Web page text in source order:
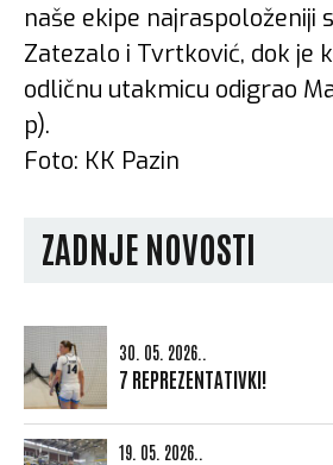
naše ekipe najraspoloženiji
Zatezalo i Tvrtković, dok je
odličnu utakmicu odigrao
p).
Foto: KK Pazin
ZADNJE NOVOSTI
30. 05. 2026..
7 REPREZENTATIVKI!
19. 05. 2026..